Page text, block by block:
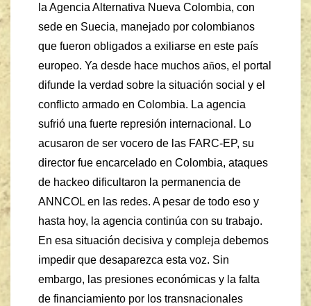
la Agencia Alternativa Nueva Colombia, con
sede en Suecia, manejado por colombianos
que fueron obligados a exiliarse en este país
europeo. Ya desde hace muchos años, el portal
difunde la verdad sobre la situación social y el
conflicto armado en Colombia. La agencia
sufrió una fuerte represión internacional. Lo
acusaron de ser vocero de las FARC-EP, su
director fue encarcelado en Colombia, ataques
de hackeo dificultaron la permanencia de
ANNCOL en las redes. A pesar de todo eso y
hasta hoy, la agencia continúa con su trabajo.
En esa situación decisiva y compleja debemos
impedir que desaparezca esta voz. Sin
embargo, las presiones económicas y la falta
de financiamiento por los transnacionales